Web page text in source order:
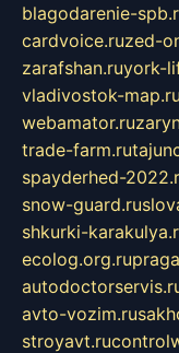
blagodarenie-
cardvoice.ruzed-
zarafshan.ruyork-
vladivostok-map.ru
webamator.ru
trade-farm.ru
spayderhed-
snow-guard.ru
shkurki-
ecolog.org.ru
avto-vozim.ru
stroyavt.ru